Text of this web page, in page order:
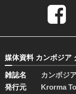
媒体資料 カンボジア
雑誌名
カンボジ
発行元
Krorma